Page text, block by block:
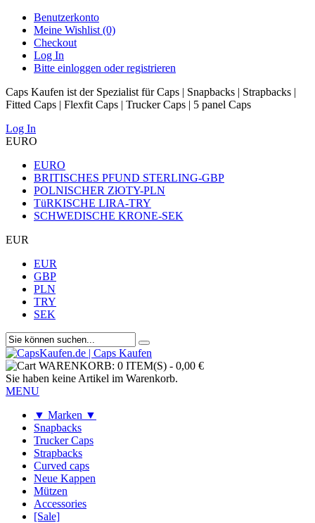
Benutzerkonto
Meine Wishlist (0)
Checkout
Log In
Bitte einloggen oder registrieren
Caps Kaufen ist der Spezialist für Caps | Snapbacks | Strapbacks |
Fitted Caps | Flexfit Caps | Trucker Caps | 5 panel Caps
Log In
EURO
EURO
BRITISCHES PFUND STERLING-GBP
POLNISCHER ZłOTY-PLN
TüRKISCHE LIRA-TRY
SCHWEDISCHE KRONE-SEK
EUR
EUR
GBP
PLN
TRY
SEK
WARENKORB: 0 ITEM(S) - 0,00 €
Sie haben keine Artikel im Warenkorb.
MENU
▼ Marken ▼
Snapbacks
Trucker Caps
Strapbacks
Curved caps
Neue Kappen
Mützen
Accessories
[Sale]